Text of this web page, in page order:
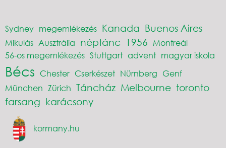
Sydney megemlékezés Kanada Buenos Aires
Mikulás Ausztrália néptánc 1956 Montreál
56-os megemlékezés Stuttgart advent magyar iskola
Bécs Chester Cserkészet Nürnberg Genf
München Zürich Táncház Melbourne toronto
farsang karácsony
kormany.hu